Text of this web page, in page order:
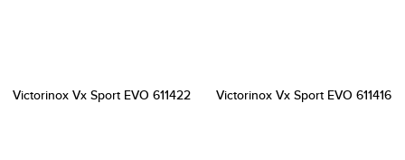
Victorinox Vx Sport EVO 611422 Victorinox Vx Sport EVO 611416